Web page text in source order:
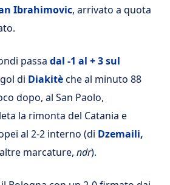
Ibrahimovic, arrivato a quota
passa dal -1 al + 3 sul
di Diakitèche al minuto 88
dopo, al San Paolo,
la rimonta del Catania e
al 2-2 interno (di Dzemaili,
marcature, ndr).